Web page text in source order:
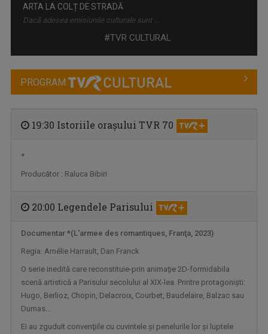
Dacă adesea emisiunile culturale sunt ...
ACTUL 0
#TVR CULTURAL
PROGRAM
19:30 Istoriile oraşului TVR 70
*
Producător : Raluca Bibiri
20:00 Legendele Parisului
Documentar *(L'armee des romantiques, Franţa, 2023)
Regia: Amélie Harrault, Dan Franck
O serie inedită care reconstituie-prin animaţie 2D-formidabila
scenă artistică a Parisului secolului al XIX-lea. Printre protagonişti:
Hugo, Berlioz, Chopin, Delacroix, Courbet, Baudelaire, Balzac sau
Dumas...
Ei au zguduit convenţiile cu cuvintele şi penelurile lor şi luptele